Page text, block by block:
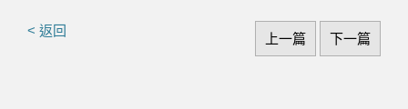
< 返回
上一篇 下一篇